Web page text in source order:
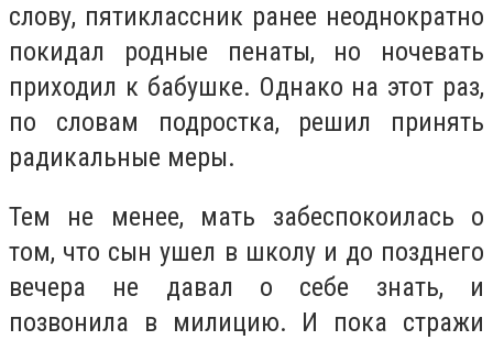
слову, пятиклассник ранее неоднократно
покидал родные пенаты, но ночевать
приходил к бабушке. Однако на этот раз,
по словам подростка, решил принять
радикальные меры.
Тем не менее, мать забеспокоилась о
том, что сын ушел в школу и до позднего
вечера не давал о себе знать, и
позвонила в милицию. И пока стражи